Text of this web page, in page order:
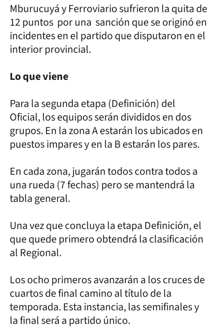
Mburucuyá y Ferroviario sufrieron la quita de
12 puntos por una sanción que se originó en
incidentes en el partido que disputaron en el
interior provincial.
Lo que viene
Para la segunda etapa (Definición) del
Oficial, los equipos serán divididos en dos
grupos. En la zona A estarán los ubicados en
puestos impares y en la B estarán los pares.
En cada zona, jugarán todos contra todos a
una rueda (7 fechas) pero se mantendrá la
tabla general.
Una vez que concluya la etapa Definición, el
que quede primero obtendrá la clasificación
al Regional.
Los ocho primeros avanzarán a los cruces de
cuartos de final camino al título de la
temporada. Esta instancia, las semifinales y
la final será a partido único.